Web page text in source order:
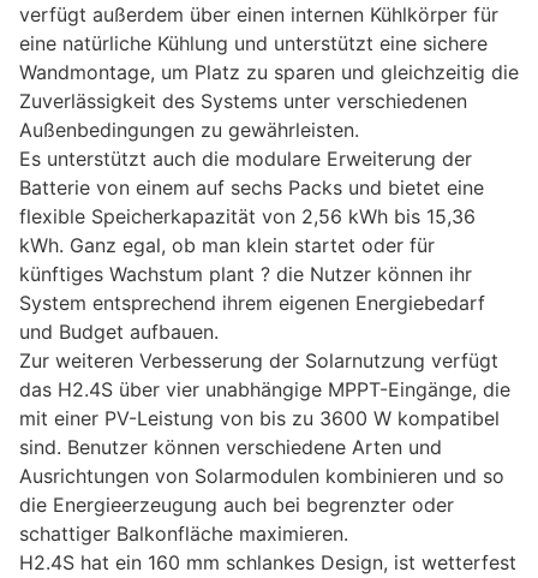
verfügt außerdem über einen internen Kühlkörper für
eine natürliche Kühlung und unterstützt eine sichere
Wandmontage, um Platz zu sparen und gleichzeitig die
Zuverlässigkeit des Systems unter verschiedenen
Außenbedingungen zu gewährleisten.
Es unterstützt auch die modulare Erweiterung der
Batterie von einem auf sechs Packs und bietet eine
flexible Speicherkapazität von 2,56 kWh bis 15,36
kWh. Ganz egal, ob man klein startet oder für
künftiges Wachstum plant ? die Nutzer können ihr
System entsprechend ihrem eigenen Energiebedarf
und Budget aufbauen.
Zur weiteren Verbesserung der Solarnutzung verfügt
das H2.4S über vier unabhängige MPPT-Eingänge, die
mit einer PV-Leistung von bis zu 3600 W kompatibel
sind. Benutzer können verschiedene Arten und
Ausrichtungen von Solarmodulen kombinieren und so
die Energieerzeugung auch bei begrenzter oder
schattiger Balkonfläche maximieren.
H2.4S hat ein 160 mm schlankes Design, ist wetterfest